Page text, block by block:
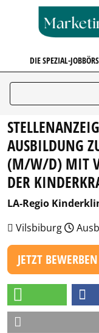
DIE SPEZIAL-
AUSBILDUNG
(M/W/D) MIT
DER
LA-Regio
Vilsbiburg
JETZT BEWERBEN